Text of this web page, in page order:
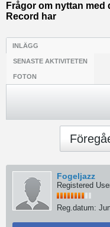
Frågor om nyttan med
Record har
INLÄGG
SENASTE AKTIVITETEN
FOTON
Fogeljazz
Registered
Reg.datum: